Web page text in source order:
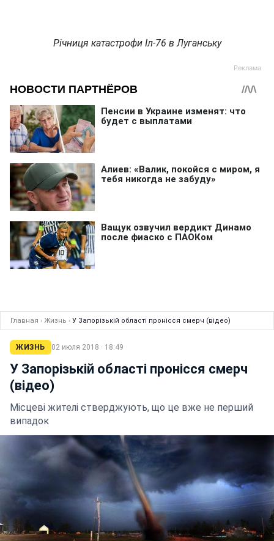
Річниця катастрофи Іл-76 в Луганську
Главная › Жизнь › У Запорізькій області пронісся смерч (відео)
ЖИЗНЬ 02 июля 2018 · 18:49
У Запорізькій області пронісся смерч
(відео)
Місцеві жителі стверджують, що це вже не перший
випадок